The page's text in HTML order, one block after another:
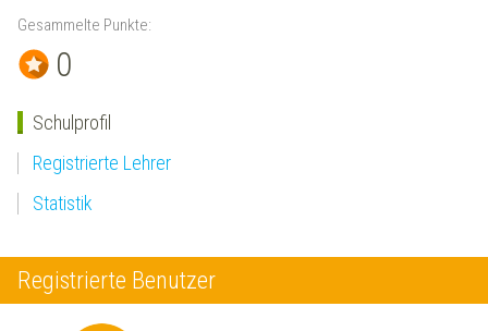
Gesammelte Punkte:
0
Schulprofil
Registrierte Lehrer
Statistik
Registrierte Benutzer